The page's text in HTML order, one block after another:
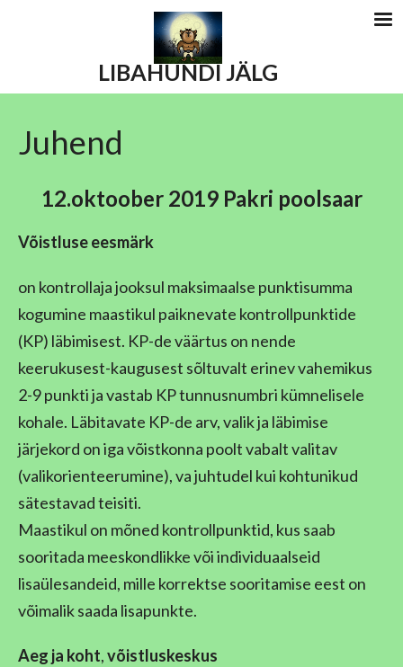
LIBAHUNDI JÄLG
Juhend
12.oktoober 2019 Pakri poolsaar
Võistluse eesmärk
on kontrollaja jooksul maksimaalse punktisumma
kogumine maastikul paiknevate kontrollpunktide
(KP) läbimisest. KP-de väärtus on nende
keerukusest-kaugusest sõltuvalt erinev vahemikus
2-9 punkti ja vastab KP tunnusnumbri kümnelisele
kohale. Läbitavate KP-de arv, valik ja läbimise
järjekord on iga võistkonna poolt vabalt valitav
(valikorienteerumine), va juhtudel kui kohtunikud
sätestavad teisiti.
Maastikul on mõned kontrollpunktid, kus saab
sooritada meeskondlikke või individuaalseid
lisaülesandeid, mille korrektse sooritamise eest on
võimalik saada lisapunkte.
Aeg ja koht,võistluskeskus